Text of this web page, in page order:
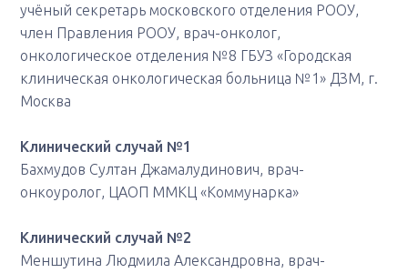
учёный секретарь московского отделения РООУ,
член Правления РООУ, врач-онколог,
онкологическое отделения №8 ГБУЗ «Городская
клиническая онкологическая больница №1» ДЗМ, г.
Москва
Клинический случай №1
Бахмудов Султан Джамалудинович, врач-
онкоуролог, ЦАОП ММКЦ «Коммунарка»
Клинический случай №2
Меншутина Людмила Александровна, врач-